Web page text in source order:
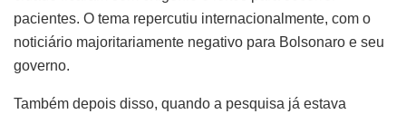
pacientes. O tema repercutiu internacionalmente, com o
noticiário majoritariamente negativo para Bolsonaro e seu
governo.
Também depois disso, quando a pesquisa já estava